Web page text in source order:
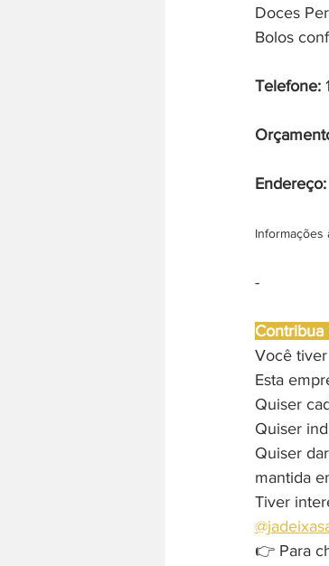
Doces
Bolos
Telefone:
Endereço:
Informações
-
Você
Esta
Quiser
Quiser
Quiser
mantida
Tiver
👉 Para